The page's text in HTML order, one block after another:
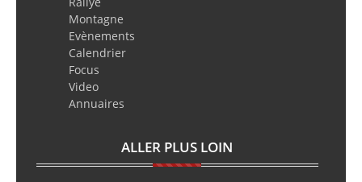
Montagne
Evènements
Calendrier
Focus
Video
Annuaires
ALLER PLUS LOIN